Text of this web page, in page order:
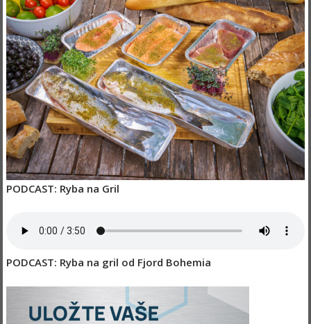
PODCAST: Ryba na Gril
PODCAST: Ryba na gril od Fjord Bohemia